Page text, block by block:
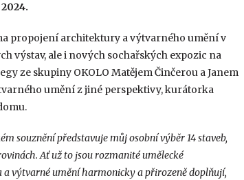
propojení architektury a výtvarného umění v
výstav, ale i nových sochařských expozic na
ze skupiny OKOLO Matějem Činčerou a Janem
umění z jiné perspektivy, kurátorka
souznění představuje můj osobní výběr 14 staveb,
Ať už to jsou rozmanité umělecké
výtvarné umění harmonicky a přirozeně doplňují,